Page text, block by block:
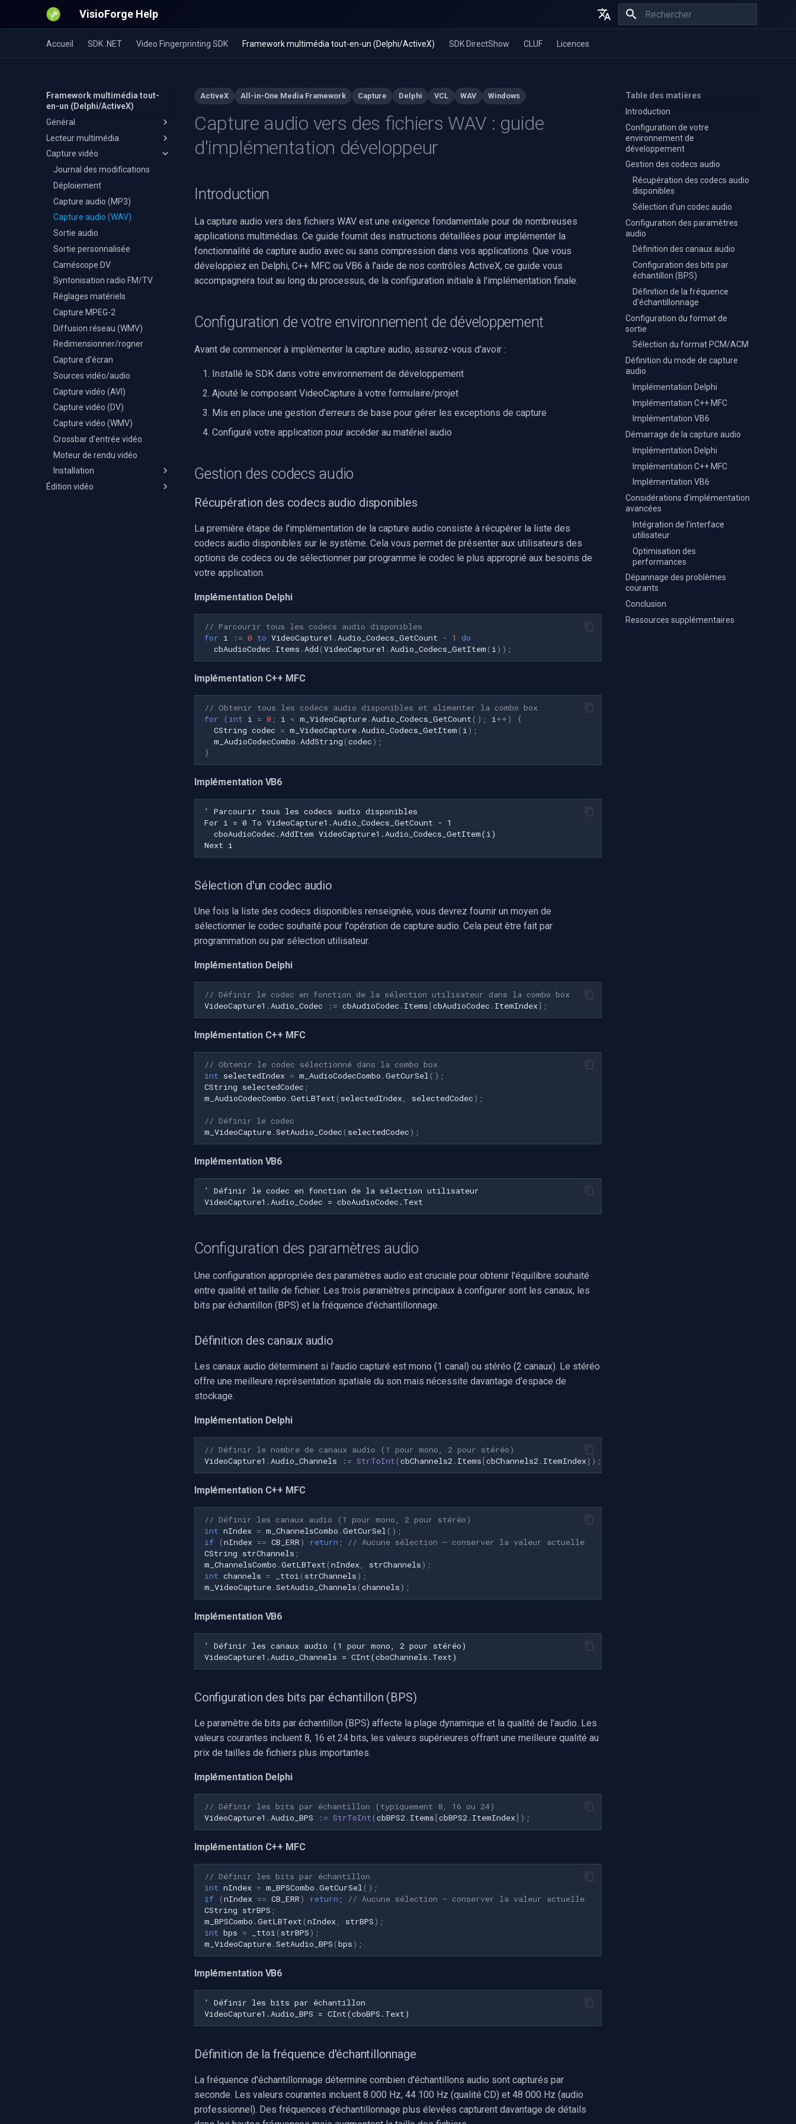
VisioForge Help
English
Accueil SDK .NET Video Fingerprinting SDK Framework multimédia tout-en-un (Delphi/ActiveX) SDK DirectShow CLUF Licences
Framework multimédia tout-
en-un (Delphi/ActiveX)
Général
Installation 64 bits
Installation des ressources
OTA
Lecteur multimédia
Journal des modifications
Déploiement
Plusieurs flux vidéo
Installation
C++ Builder
Delphi
Visual Basic 6
Visual Studio
Capture vidéo
Journal des modifications
Déploiement
Capture audio (MP3)
Capture audio (WAV)
Sortie audio
Sortie personnalisée
Caméscope DV
Syntonisation radio FM/TV
Réglages matériels
Capture MPEG-2
Diffusion réseau (WMV)
Redimensionner/rogner
Capture d'écran
Sources vidéo/audio
Capture vidéo (AVI)
Capture vidéo (DV)
Capture vidéo (WMV)
Crossbar d'entrée vidéo
Moteur de rendu vidéo
Installation
C++ Builder
Édition vidéo
Table des matières
Introduction
Configuration de votre
environnement de
développement
Gestion des codecs audio
Récupération des codecs audio
disponibles
Sélection d'un codec audio
Configuration des paramètres
audio
Définition des canaux audio
Configuration des bits par
échantillon (BPS)
Définition de la fréquence
d'échantillonnage
Configuration du format de
sortie
Sélection du format PCM/ACM
Définition du mode de capture
audio
Implémentation Delphi
Implémentation C++ MFC
Implémentation VB6
Démarrage de la capture audio
Implémentation Delphi
Implémentation C++ MFC
Implémentation VB6
Considérations d'implémentation
avancées
Intégration de l'interface
utilisateur
Optimisation des
performances
Dépannage des problèmes
courants
Conclusion
Ressources supplémentaires
ActiveX All-in-One Media Framework Capture Delphi VCL WAV Windows
Capture audio vers des fichiers WAV : guide
d'implémentation développeur
Introduction
La capture audio vers des fichiers WAV est une exigence fondamentale pour de nombreuses
applications multimédias. Ce guide fournit des instructions détaillées pour implémenter la
fonctionnalité de capture audio avec ou sans compression dans vos applications. Que vous
développiez en Delphi, C++ MFC ou VB6 à l'aide de nos contrôles ActiveX, ce guide vous
accompagnera tout au long du processus, de la configuration initiale à l'implémentation finale.
Configuration de votre environnement de développement
Avant de commencer à implémenter la capture audio, assurez-vous d'avoir :
Installé le SDK dans votre environnement de développement
Ajouté le composant VideoCapture à votre formulaire/projet
Mis en place une gestion d'erreurs de base pour gérer les exceptions de capture
Configuré votre application pour accéder au matériel audio
Gestion des codecs audio
Récupération des codecs audio disponibles
La première étape de l'implémentation de la capture audio consiste à récupérer la liste des
codecs audio disponibles sur le système. Cela vous permet de présenter aux utilisateurs des
options de codecs ou de sélectionner par programme le codec le plus approprié aux besoins de
votre application.
Implémentation Delphi
// Parcourir tous les codecs audio disponibles
for i := 0 to VideoCapture1 . Audio_Codecs_GetCount - 1
do
cbAudioCodec . Items . Add (VideoCapture1 . Audio_Codecs_GetItem ( i )) ;
Implémentation C++ MFC
// Obtenir tous les codecs audio disponibles et alimenter la combo box
for
( int i = 0 ; i < m_VideoCapture. Audio_Codecs_GetCount (); i ++)
{
CString codec = m_VideoCapture. Audio_Codecs_GetItem ( i );
m_AudioCodecCombo . AddString (codec);
}
Implémentation VB6
Sélection d'un codec audio
Une fois la liste des codecs disponibles renseignée, vous devrez fournir un moyen de
sélectionner le codec souhaité pour l'opération de capture audio. Cela peut être fait par
programmation ou par sélection utilisateur.
Implémentation Delphi
// Définir le codec en fonction de la sélection utilisateur dans la combo box
VideoCapture1 . Audio_Codec := cbAudioCodec . Items [cbAudioCodec . ItemIndex] ;
Implémentation C++ MFC
// Obtenir le codec sélectionné dans la combo box
int selectedIndex = m_AudioCodecCombo .GetCurSel ();
CString selectedCodec ;
m_AudioCodecCombo .GetLBText ( selectedIndex selectedCodec);
// Définir le codec
m_VideoCapture.SetAudio_Codec ( selectedCodec);
Implémentation VB6
Configuration des paramètres audio
Une configuration appropriée des paramètres audio est cruciale pour obtenir l'équilibre souhaité
entre qualité et taille de fichier. Les trois paramètres principaux à configurer sont les canaux, les
bits par échantillon (BPS) et la fréquence d'échantillonnage.
Définition des canaux audio
Les canaux audio déterminent si l'audio capturé est mono (1 canal) ou stéréo (2 canaux). Le stéréo
offre une meilleure représentation spatiale du son mais nécessite davantage d'espace de
stockage.
Implémentation Delphi
// Définir le nombre de canaux audio (1 pour mono, 2 pour stéréo)
VideoCapture1 . Audio_Channels := StrToInt (cbChannels2 . Items [cbChannels2 . ItemIndex]) ;
Implémentation C++ MFC
// Définir les canaux audio (1 pour mono, 2 pour stéréo)
int nIndex = m_ChannelsCombo .GetCurSel ();
if
(nIndex == CB_ERR) return ;
// Aucune sélection — conserver la valeur actuelle
CString strChannels ;
m_ChannelsCombo .GetLBText (nIndex strChannels);
int channels = _ttoi ( strChannels);
m_VideoCapture.SetAudio_Channels (channels);
Implémentation VB6
Configuration des bits par échantillon (BPS)
Le paramètre de bits par échantillon (BPS) affecte la plage dynamique et la qualité de l'audio. Les
valeurs courantes incluent 8, 16 et 24 bits, les valeurs supérieures offrant une meilleure qualité au
prix de tailles de fichiers plus importantes.
Implémentation Delphi
// Définir les bits par échantillon (typiquement 8, 16 ou 24)
VideoCapture1 . Audio_BPS := StrToInt (cbBPS2 . Items [cbBPS2 . ItemIndex]) ;
Implémentation C++ MFC
// Définir les bits par échantillon
int nIndex = m_BPSCombo .GetCurSel ();
if
(nIndex == CB_ERR) return ;
// Aucune sélection — conserver la valeur actuelle
CString strBPS ;
m_BPSCombo .GetLBText (nIndex strBPS);
int bps = _ttoi ( strBPS);
m_VideoCapture.SetAudio_BPS (bps);
Implémentation VB6
Définition de la fréquence d'échantillonnage
La fréquence d'échantillonnage détermine combien d'échantillons audio sont capturés par
seconde. Les valeurs courantes incluent 8 000 Hz, 44 100 Hz (qualité CD) et 48 000 Hz (audio
professionnel). Des fréquences d'échantillonnage plus élevées capturent davantage de détails